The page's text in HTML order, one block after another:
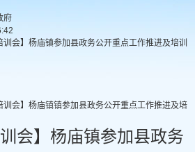
府
训会】杨庙镇参加县政务公开重点工作推进及培训
训会】杨庙镇镇参加县政务公开重点工作推进及培
会】杨庙镇参加县政务